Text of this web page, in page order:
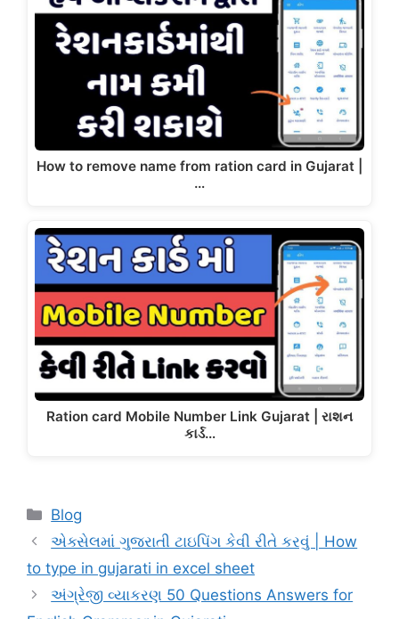
How to remove name from ration card in Gujarat |
…
Ration card Mobile Number Link Gujarat | રાશન
કાર્ડ…
Categories
Blog
એક્સેલમાં ગુજરાતી ટાઇપિંગ કેવી રીતે કરવું | How
to type in gujarati in excel sheet
અંગ્રેજી વ્યાકરણ 50 Questions Answers for